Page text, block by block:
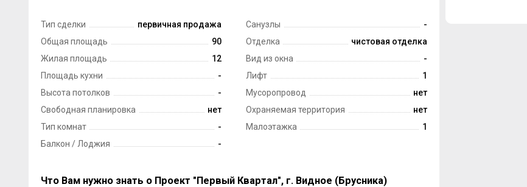
Тип сделки
первичная продажа
Общая площадь
90
Жилая площадь
12
Площадь кухни
-
Высота потолков
-
Свободная планировка
нет
Тип комнат
-
Балкон / Лоджия
-
Санузлы
-
Отделка
чистовая отделка
Вид из окна
-
Лифт
1
Мусоропровод
нет
Охраняемая территория
нет
Малоэтажка
1
Что Вам нужно знать о Проект "Первый Квартал", г. Видное (Брусника)